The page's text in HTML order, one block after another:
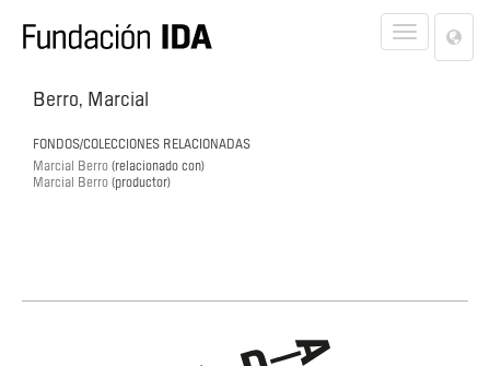
Toggle
Berro, Marcial
FONDOS/COLECCIONES RELACIONADAS
Marcial Berro (relacionado con)
Marcial Berro (productor)